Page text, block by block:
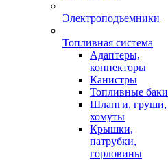
Электроподъемники
Топливная система
Адаптеры,
коннекторы
Канистры
Топливные баки
Шланги, груши,
хомуты
Крышки,
патрубки,
горловины